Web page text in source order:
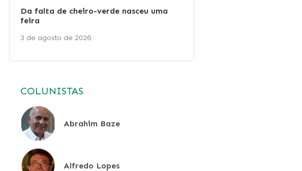
Da falta de cheiro-verde nasceu uma
feira
3 de agosto de 2026
COLUNISTAS
Abrahim Baze
Alfredo Lopes